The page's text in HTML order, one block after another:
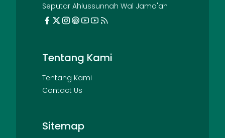
Seputar Ahlussunnah Wal Jama'ah
Tentang Kami
Tentang Kami
Contact Us
Sitemap